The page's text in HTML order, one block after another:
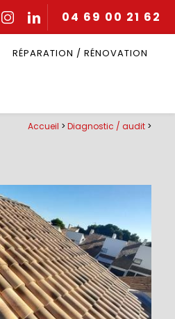
04 69 00 21 62
RÉPARATION / RÉNOVATION
Accueil >Diagnostic / audit >